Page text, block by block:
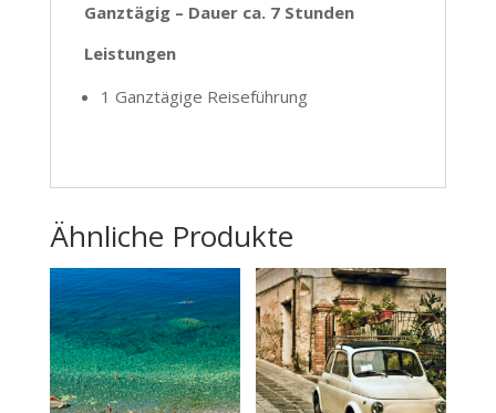
Ganztägig – Dauer ca. 7 Stunden
Leistungen
1 Ganztägige Reiseführung
Ähnliche Produkte